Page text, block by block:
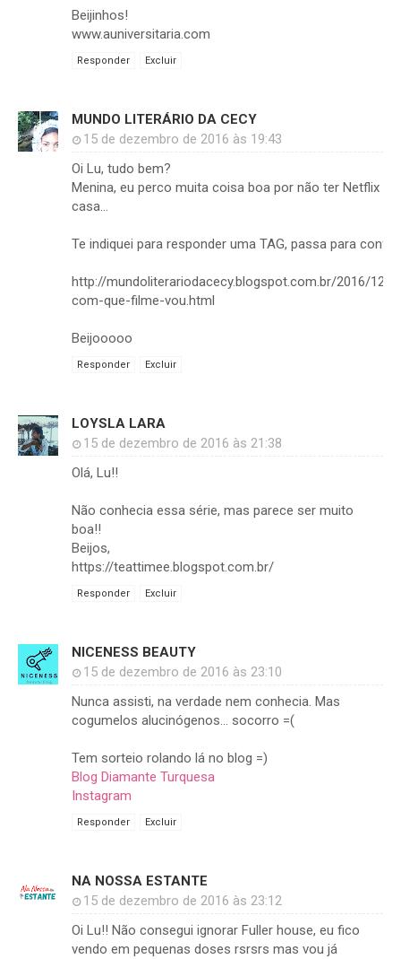
Beijinhos!
www.auniversitaria.com
Responder Excluir
MUNDO LITERÁRIO DA CECY
15 de dezembro de 2016 às 19:43
Oi Lu, tudo bem?
Menina, eu perco muita coisa boa por não ter Netflix em
casa...
Te indiquei para responder uma TAG, passa para
http://mundoliterariodacecy.blogspot.com.br/2016/12/
com-que-filme-vou.html
Beijooooo
Responder Excluir
LOYSLA LARA
15 de dezembro de 2016 às 21:38
Olá, Lu!!
Não conhecia essa série, mas parece ser muito
boa!!
Beijos,
https://teattimee.blogspot.com.br/
Responder Excluir
NICENESS BEAUTY
15 de dezembro de 2016 às 23:10
Nunca assisti, na verdade nem conhecia. Mas
cogumelos alucinógenos... socorro =(
Tem sorteio rolando lá no blog =)
Blog Diamante Turquesa
Instagram
Responder Excluir
NA NOSSA ESTANTE
15 de dezembro de 2016 às 23:12
Oi Lu!! Não consegui ignorar Fuller house, eu fico
vendo em pequenas doses rsrsrs mas vou já